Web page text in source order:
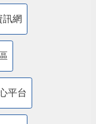
訊網
平台